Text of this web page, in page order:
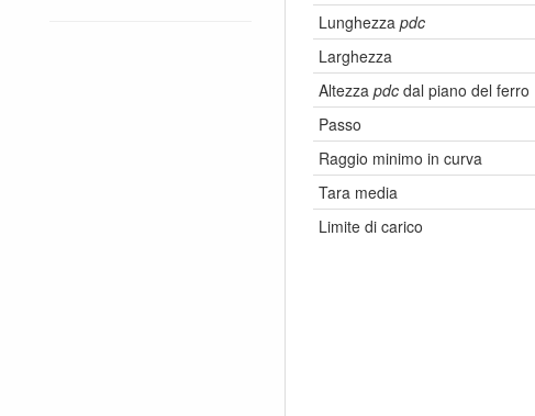
Lunghezza pdc
Larghezza
Altezza pdc dal piano del ferro
Passo
Raggio minimo in curva
Tara media
Limite di carico